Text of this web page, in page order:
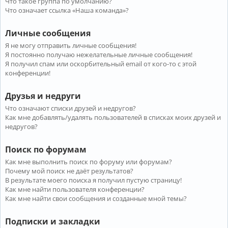
Что означает ссылка «Наша команда»?
Личные сообщения
Я не могу отправить личные сообщения!
Я постоянно получаю нежелательные личные сообщения!
Я получил спам или оскорбительный email от кого-то с этой
конференции!
Друзья и недруги
Что означают списки друзей и недругов?
Как мне добавлять/удалять пользователей в списках моих друзей и
недругов?
Поиск по форумам
Как мне выполнить поиск по форуму или форумам?
Почему мой поиск не даёт результатов?
В результате моего поиска я получил пустую страницу!
Как мне найти пользователя конференции?
Как мне найти свои сообщения и созданные мной темы?
Подписки и закладки